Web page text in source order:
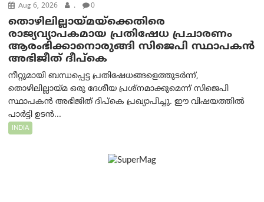
Aug 6, 2026 . 0
തൊഴിലില്ലായ്മയ്ക്കെതിരെ
രാജ്യവ്യാപകമായ പ്രതിഷേധ പ്രചാരണം
ആരംഭിക്കാനൊരുങ്ങി സിജെപി സ്ഥാപകന്‍
അഭിജീത് ദീപ്കെ
നീറ്റുമായി ബന്ധപ്പെട്ട പ്രതിഷേധങ്ങളെത്തുടർന്ന്,
തൊഴിലില്ലായ്മ ഒരു ദേശീയ പ്രശ്നമാക്കുമെന്ന് സിജെപി
സ്ഥാപകൻ അഭിജിത് ദിപ്കെ പ്രഖ്യാപിച്ചു. ഈ വിഷയത്തിൽ
പാർട്ടി ഉടൻ...
INDIA